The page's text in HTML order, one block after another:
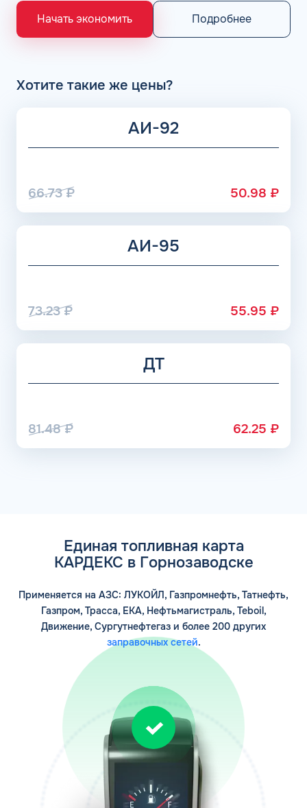
Начать экономить Подробнее
Хотите такие же цены?
АИ-92
66.73₽ 50.98 ₽
АИ-95
73.23₽ 55.95 ₽
ДТ
81.48₽ 62.25 ₽
Единая топливная карта
КАРДЕКС в Горнозаводске
Применяется на АЗС: ЛУКОЙЛ, Газпромнефть, Татнефть,
Газпром, Трасса, ЕКА, Нефтьмагистраль, Teboil,
Движение, Сургутнефтегаз и более 200 других
заправочных сетей.